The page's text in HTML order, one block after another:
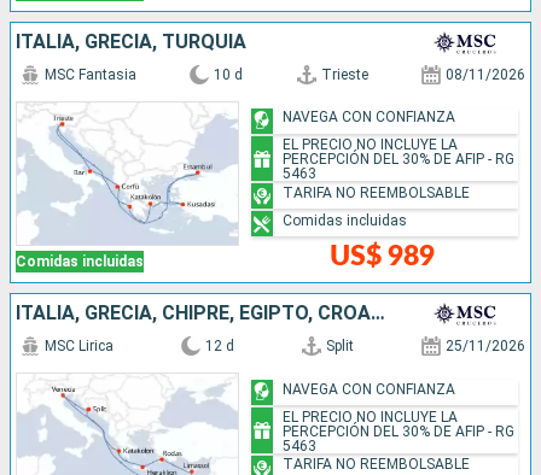
ITALIA, GRECIA, TURQUÍA
Comidas incluidas
MSC Fantasia 10 d Trieste 08/11/2026
US$ 989
NAVEGA CON CONFIANZA
EL PRECIO NO INCLUYE LA
PERCEPCIÓN DEL 30% DE AFIP - RG
5463
TARIFA NO REEMBOLSABLE
Comidas incluidas
ITALIA, GRECIA, CHIPRE, EGIPTO, CROACIA
MSC Lirica 12 d Split 25/11/2026
NAVEGA CON CONFIANZA
EL PRECIO NO INCLUYE LA
PERCEPCIÓN DEL 30% DE AFIP - RG
5463
TARIFA NO REEMBOLSABLE